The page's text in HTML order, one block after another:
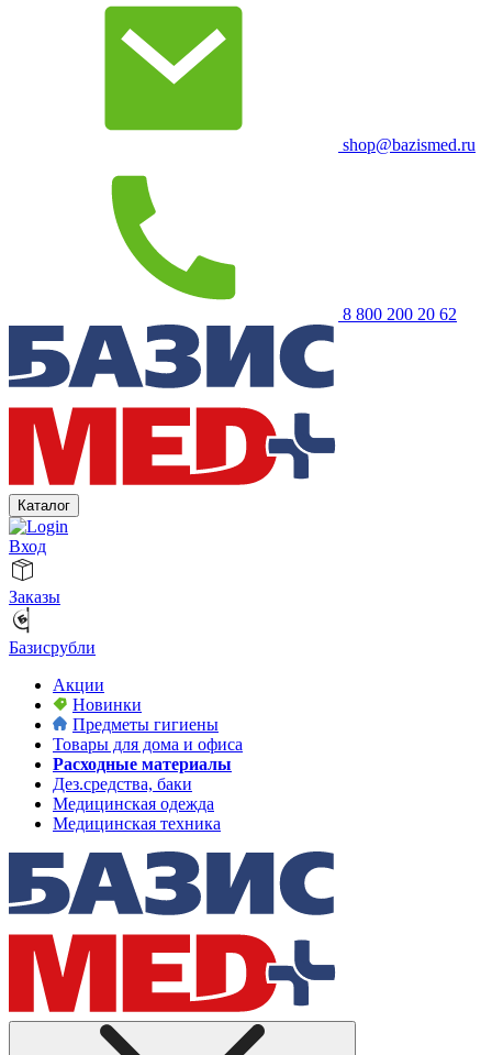
shop@bazismed.ru
8 800 200 20 62
Каталог
Вход
Заказы
Базисрубли
Акции
Новинки
Предметы гигиены
Товары для дома и офиса
Расходные материалы
Дез.средства, баки
Медицинская одежда
Медицинская техника